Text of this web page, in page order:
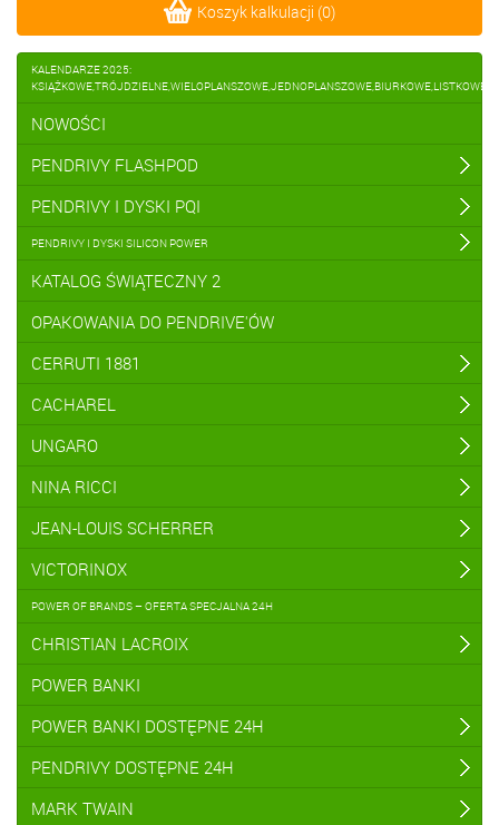
Koszyk kalkulacji (0)
KALENDARZE 2025:
KSIĄŻKOWE,TRÓJDZIELNE,WIELOPLANSZOWE,JEDNOPLANSZOWE,BIURKOWE,LISTKOWE
NOWOŚCI
PENDRIVY FLASHPOD
PENDRIVY I DYSKI PQI
PENDRIVY I DYSKI SILICON POWER
KATALOG ŚWIĄTECZNY 2
OPAKOWANIA DO PENDRIVE'ÓW
CERRUTI 1881
CACHAREL
UNGARO
NINA RICCI
JEAN-LOUIS SCHERRER
VICTORINOX
POWER OF BRANDS – OFERTA SPECJALNA 24H
CHRISTIAN LACROIX
POWER BANKI
POWER BANKI DOSTĘPNE 24H
PENDRIVY DOSTĘPNE 24H
MARK TWAIN